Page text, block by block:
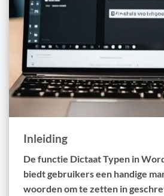
Inleiding
De functie Dictaat Typen in
biedt gebruikers een handige
woorden om te zetten in